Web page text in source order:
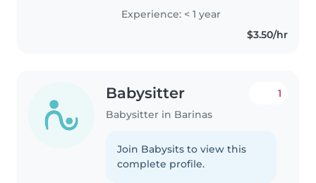
Aunque soy nueva en el cuidado
de niños, estoy emocionada por
Experience: < 1 year
$3.50/hr
Babysitter
Babysitter in Barinas
1
Join Babysits to view this
complete profile.